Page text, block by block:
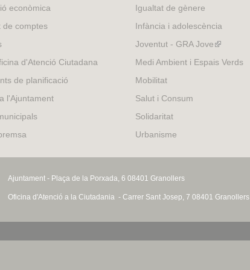
econòmica
de comptes
d'Atenció Ciutadana
de planificació
l'Ajuntament
Igualtat de gènere
Infància i adolescència
Joventut - GRA Jove(link
is
Medi Ambient i Espais Verds
Mobilitat
Salut i Consum
Solidaritat
Urbanisme
Ajuntament - Plaça de la Porxada, 6 08401 Granollers
Oficina d'Atenció a la Ciutadania - Carrer Sant Josep, 7 08401 Granollers